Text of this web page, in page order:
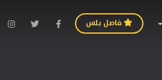
فاصل بلس